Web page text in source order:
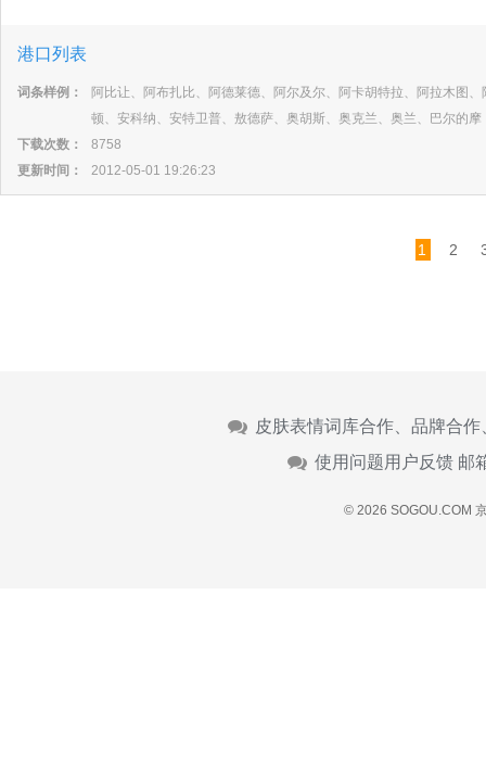
港口列表
词条样例：
阿比让、阿布扎比、阿德莱德、阿尔及尔、阿卡胡特拉、阿拉木图
顿、安科纳、安特卫普、敖德萨、奥胡斯、奥克兰、奥兰、巴尔的摩
下载次数：
8758
更新时间：
2012-05-01 19:26:23
1 2
皮肤表情词库合作、品牌合
使用问题用户反馈 邮
© 2026 SOGOU.COM